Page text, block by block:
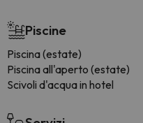
Piscine
Piscina (estate)
Piscina all'aperto (estate)
Scivoli d'acqua in hotel